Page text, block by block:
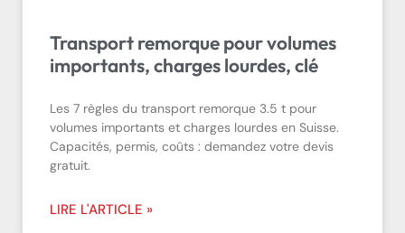
Transport remorque pour volumes
importants, charges lourdes, clé
Les 7 règles du transport remorque 3.5 t pour
volumes importants et charges lourdes en Suisse.
Capacités, permis, coûts : demandez votre devis
gratuit.
LIRE L'ARTICLE »